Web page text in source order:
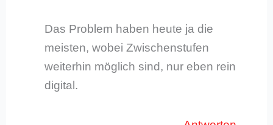
Das Problem haben heute ja die
meisten, wobei Zwischenstufen
weiterhin möglich sind, nur eben rein
digital.